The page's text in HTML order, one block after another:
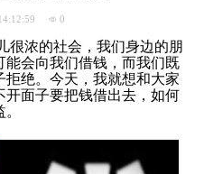
0
浓的社会，我们身边的朋
会向我们借钱，而我们既
绝。今天，我就想和大家
面子要把钱借出去，如何